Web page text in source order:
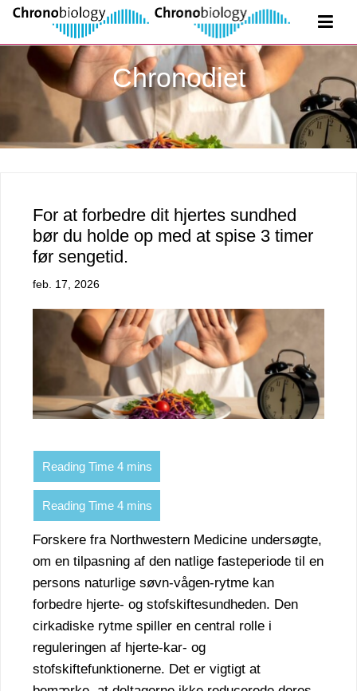
Chronodiet
For at forbedre dit hjertes sundhed
bør du holde op med at spise 3 timer
før sengetid.
feb. 17, 2026
Forskere fra Northwestern Medicine undersøgte,
om en tilpasning af den natlige fasteperiode til en
persons naturlige søvn-vågen-rytme kan
forbedre hjerte- og stofskiftesundheden. Den
cirkadiske rytme spiller en central rolle i
reguleringen af hjerte-kar- og
stofskiftefunktionerne. Det er vigtigt at